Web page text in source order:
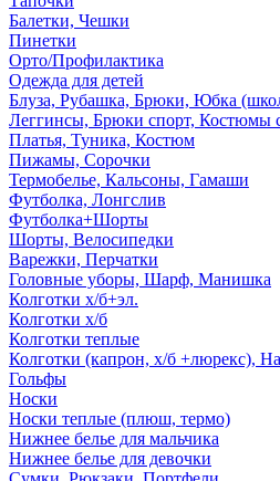
Балетки, Чешки
Пинетки
Орто/Профилактика
Одежда для детей
Блуза, Рубашка, Брюки, Юбка
Леггинсы, Брюки спорт, Костюмы
Платья, Туника, Костюм
Пижамы, Сорочки
Термобелье, Кальсоны, Гамаши
Футболка, Лонгслив
Футболка+Шорты
Шорты, Велосипедки
Варежки, Перчатки
Головные уборы, Шарф, Манишка
Колготки х/б+эл.
Колготки х/б
Колготки теплые
Колготки (капрон, х/б +люрекс),
Гольфы
Носки
Носки теплые (плюш, термо)
Нижнее белье для мальчика
Нижнее белье для девочки